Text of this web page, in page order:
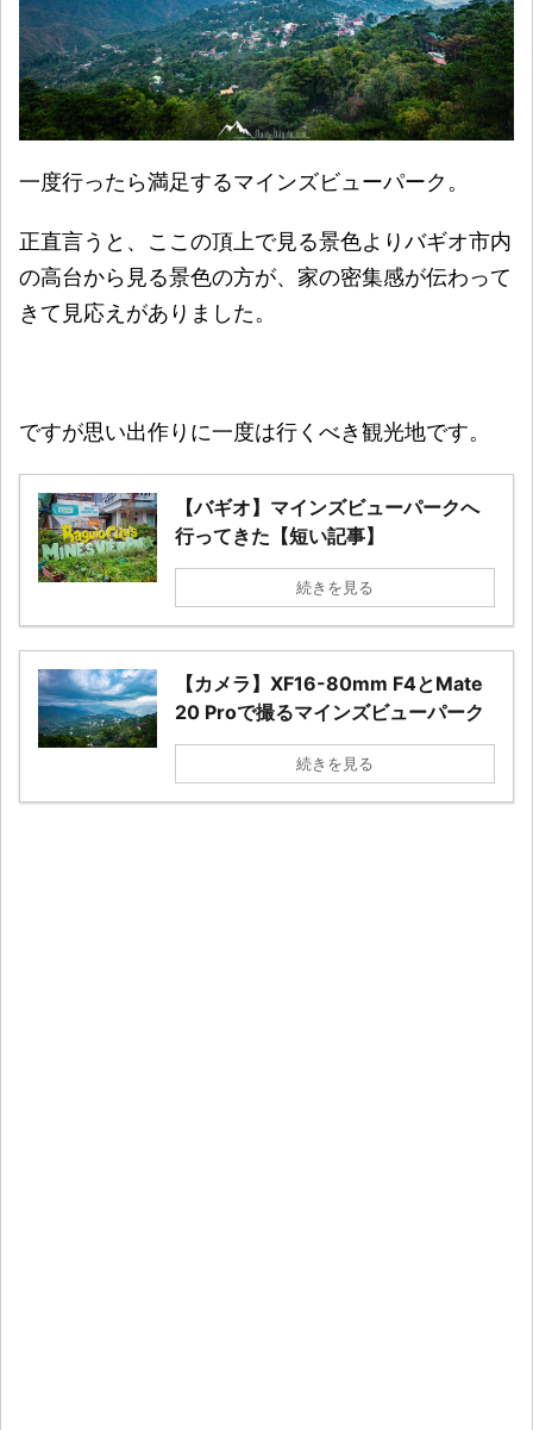
一度行ったら満足するマインズビューパーク。
正直言うと、ここの頂上で見る景色よりバギオ市内
の高台から見る景色の方が、家の密集感が伝わって
きて見応えがありました。
ですが思い出作りに一度は行くべき観光地です。
【バギオ】マインズビューパークへ
行ってきた【短い記事】
続きを見る
【カメラ】XF16-80mm F4とMate
20 Proで撮るマインズビューパーク
続きを見る